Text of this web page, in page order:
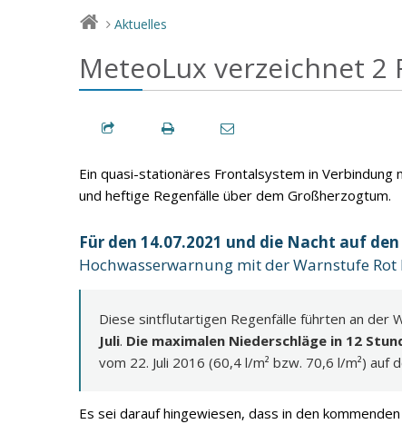
> Aktuelles
MeteoLux verzeichnet
Ein quasi-stationäres Frontalsystem in
und heftige Regenfälle über dem Großherzogtum.
Für den 14.07.2021 und die Nacht auf den
Hochwasserwarnung mit der Warnstufe Rot
Diese sintflutartigen Regenfälle führten an der
Juli. Die maximalen Niederschläge in 12
vom 22. Juli 2016 (60,4 l/m² bzw. 70,6 l/m²)
Es sei darauf hingewiesen, dass in den